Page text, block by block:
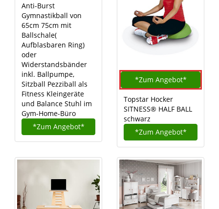
Anti-Burst
Gymnastikball von
65cm 75cm mit
Ballschale(
Aufblasbaren Ring)
oder
Widerstandsbänder
inkl. Ballpumpe,
Sitzball Pezziball als
Fitness Kleingeräte
und Balance Stuhl im
Gym-Home-Büro
*Zum Angebot*
*Zum Angebot*
Topstar Hocker
SITNESS® HALF BALL
schwarz
*Zum Angebot*